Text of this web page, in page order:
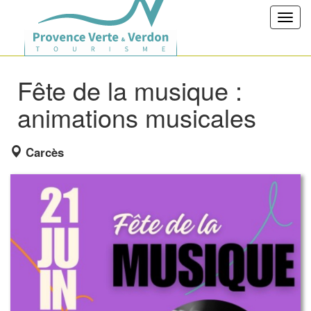
Fête de la musique :
animations musicales
Carcès